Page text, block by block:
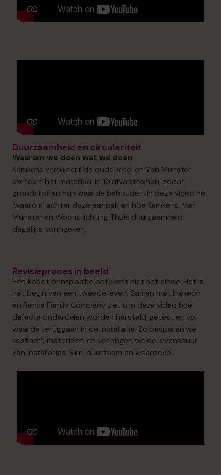
Duurzaamheid en circulariteit
Waarom we doen wat we doen
Kemkens verwijdert de oude ketel en Van Munster
sorteert het materiaal in 19 afvalstromen, zodat
grondstoffen hun waarde behouden. In deze video het
‘waarom’ achter deze aanpak en hoe Kemkens, Van
Munster en Woonstichting Thuis duurzaamheid
dagelijks vormgeven.
Revisieproces in beeld
Een kapot printplaatje betekent niet het einde. Het is
het begin van een tweede leven. Samen met Inexeon
en Rensa Family Company ziet u in deze video hoe
defecte onderdelen worden hersteld, getest en vol
waarde teruggaan in de installatie. Zo besparen we
kostbare materialen en verlengen we de levensduur
van installaties. Slim, duurzaam en waardevol.